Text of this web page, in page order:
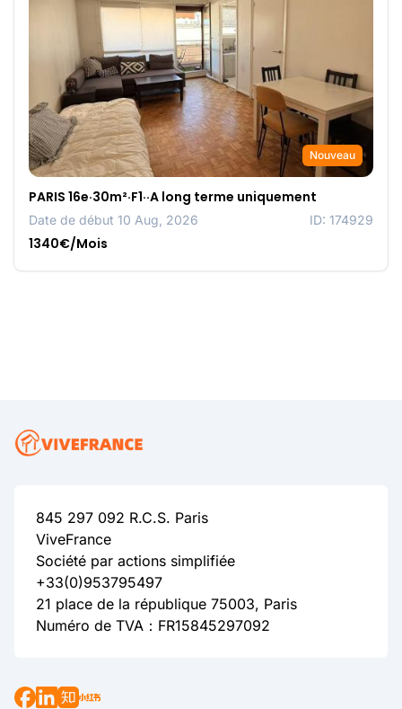
Nouveau
PARIS 16e·30m²·F1··A long terme uniquement
Date de début 10 Aug, 2026 ID: 174929
1340€/Mois
845 297 092 R.C.S. Paris
ViveFrance
Société par actions simplifiée
+33(0)953795497
21 place de la république 75003, Paris
Numéro de TVA：FR15845297092